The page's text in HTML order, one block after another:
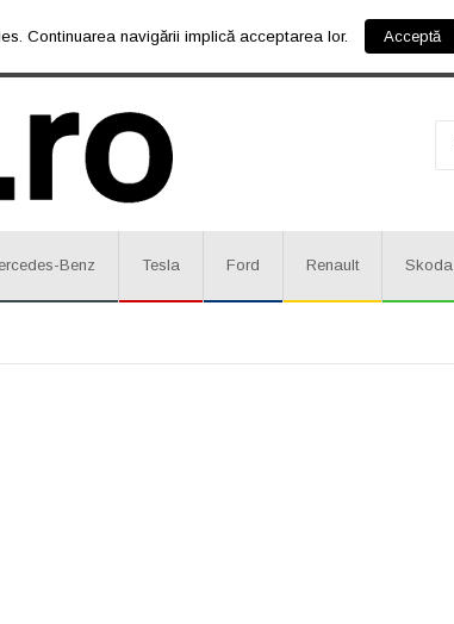
Benz Tesla Ford Renault Skoda
Continuarea navigării implică acceptarea lor. Acceptă